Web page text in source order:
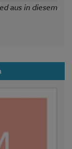
aus in diesem